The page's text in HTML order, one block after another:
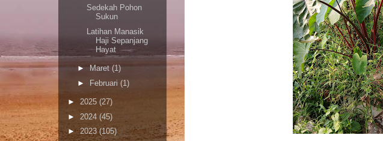
Sedekah Pohon
Sukun
Latihan Manasik
Haji Sepanjang
Hayat
►Maret (1)
► Februari (1)
► 2025 (27)
► 2024 (45)
►2023(105)